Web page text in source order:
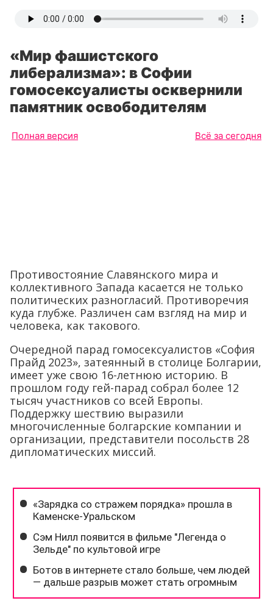
«Мир фашистского
либерализма»: в Софии
гомосексуалисты осквернили
памятник освободителям
Полная версия Всё за сегодня
Противостояние Славянского мира и
коллективного Запада касается не только
политических разногласий. Противоречия
куда глубже. Различен сам взгляд на мир и
человека, как такового.
Очередной парад гомосексуалистов «София
Прайд 2023», затеянный в столице Болгарии,
имеет уже свою 16-летнюю историю. В
прошлом году гей-парад собрал более 12
тысяч участников со всей Европы.
Поддержку шествию выразили
многочисленные болгарские компании и
организации, представители посольств 28
дипломатических миссий.